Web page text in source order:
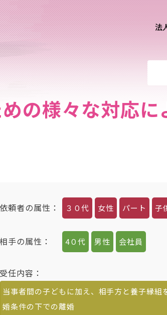
法
個人のお客様ご
離婚問題
の様々な対応
依頼者の属性 ： ３０代 女性 パート 子
相手の属性 ： 4０代 男性 会社員
受任内容 ：
当事者間の子どもに加え、相手方と養子縁
婚条件の下での離婚